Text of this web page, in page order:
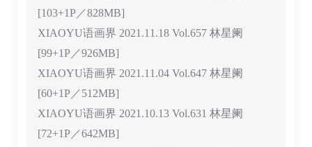
[103+1P／828MB]
XIAOYU语画界 2021.11.18 Vol.657 林星阑
[99+1P／926MB]
XIAOYU语画界 2021.11.04 Vol.647 林星阑
[60+1P／512MB]
XIAOYU语画界 2021.10.13 Vol.631 林星阑
[72+1P／642MB]